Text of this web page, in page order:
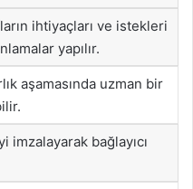
ihtiyaçları ve istekleri
yapılır.
aşamasında uzman bir
imzalayarak bağlayıcı